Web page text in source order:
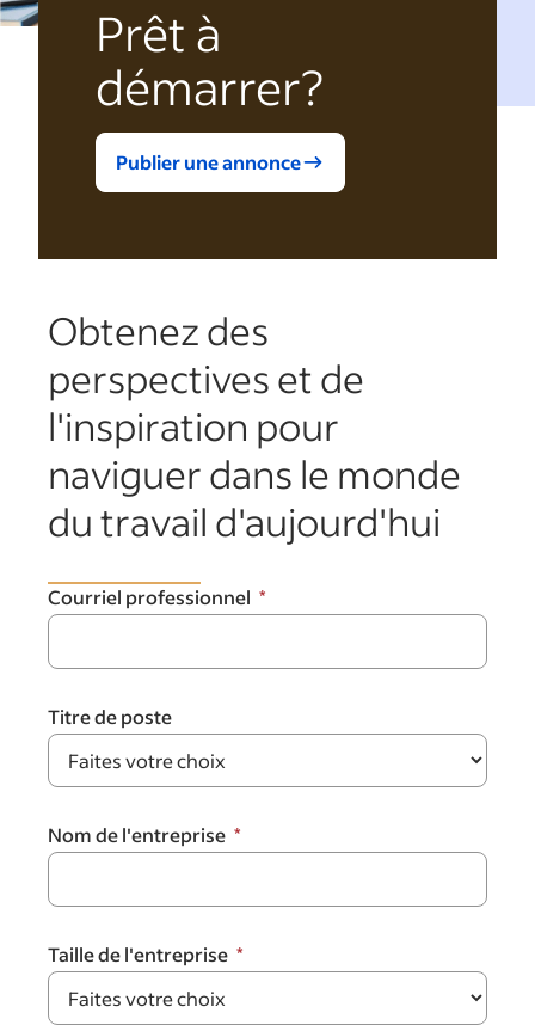
Prêt à
démarrer?
Publier une annonce
Obtenez des
perspectives et de
l'inspiration pour
naviguer dans le monde
du travail d'aujourd'hui
Courriel professionnel
Titre de poste
Nom de l'entreprise
Taille de l'entreprise